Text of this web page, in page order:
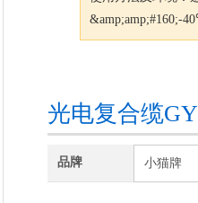
&amp;amp;#160;-
光电复合缆
品牌 小猫牌